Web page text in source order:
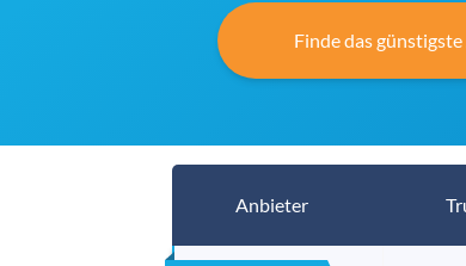
Finde das
Anbieter